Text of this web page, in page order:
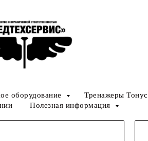
оборудование Тренажеры Тонус
Полезная информация